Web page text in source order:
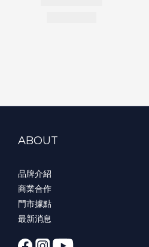
ABOUT
品牌介紹
商業合作
門市據點
最新消息